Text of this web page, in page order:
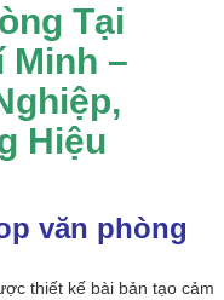
Tại
Minh –
Hiệu
văn phòng
thiết kế bài bản tạo cảm